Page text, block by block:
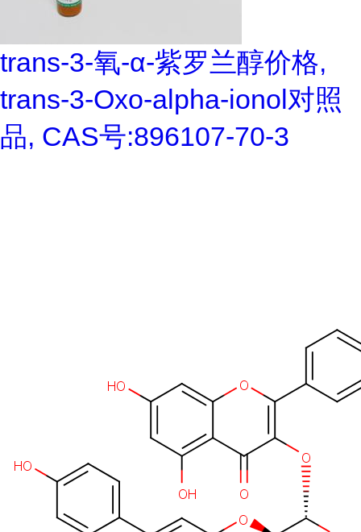
trans-3-氧-α-紫罗兰醇价格,
trans-3-Oxo-alpha-ionol对照
品, CAS号:896107-70-3